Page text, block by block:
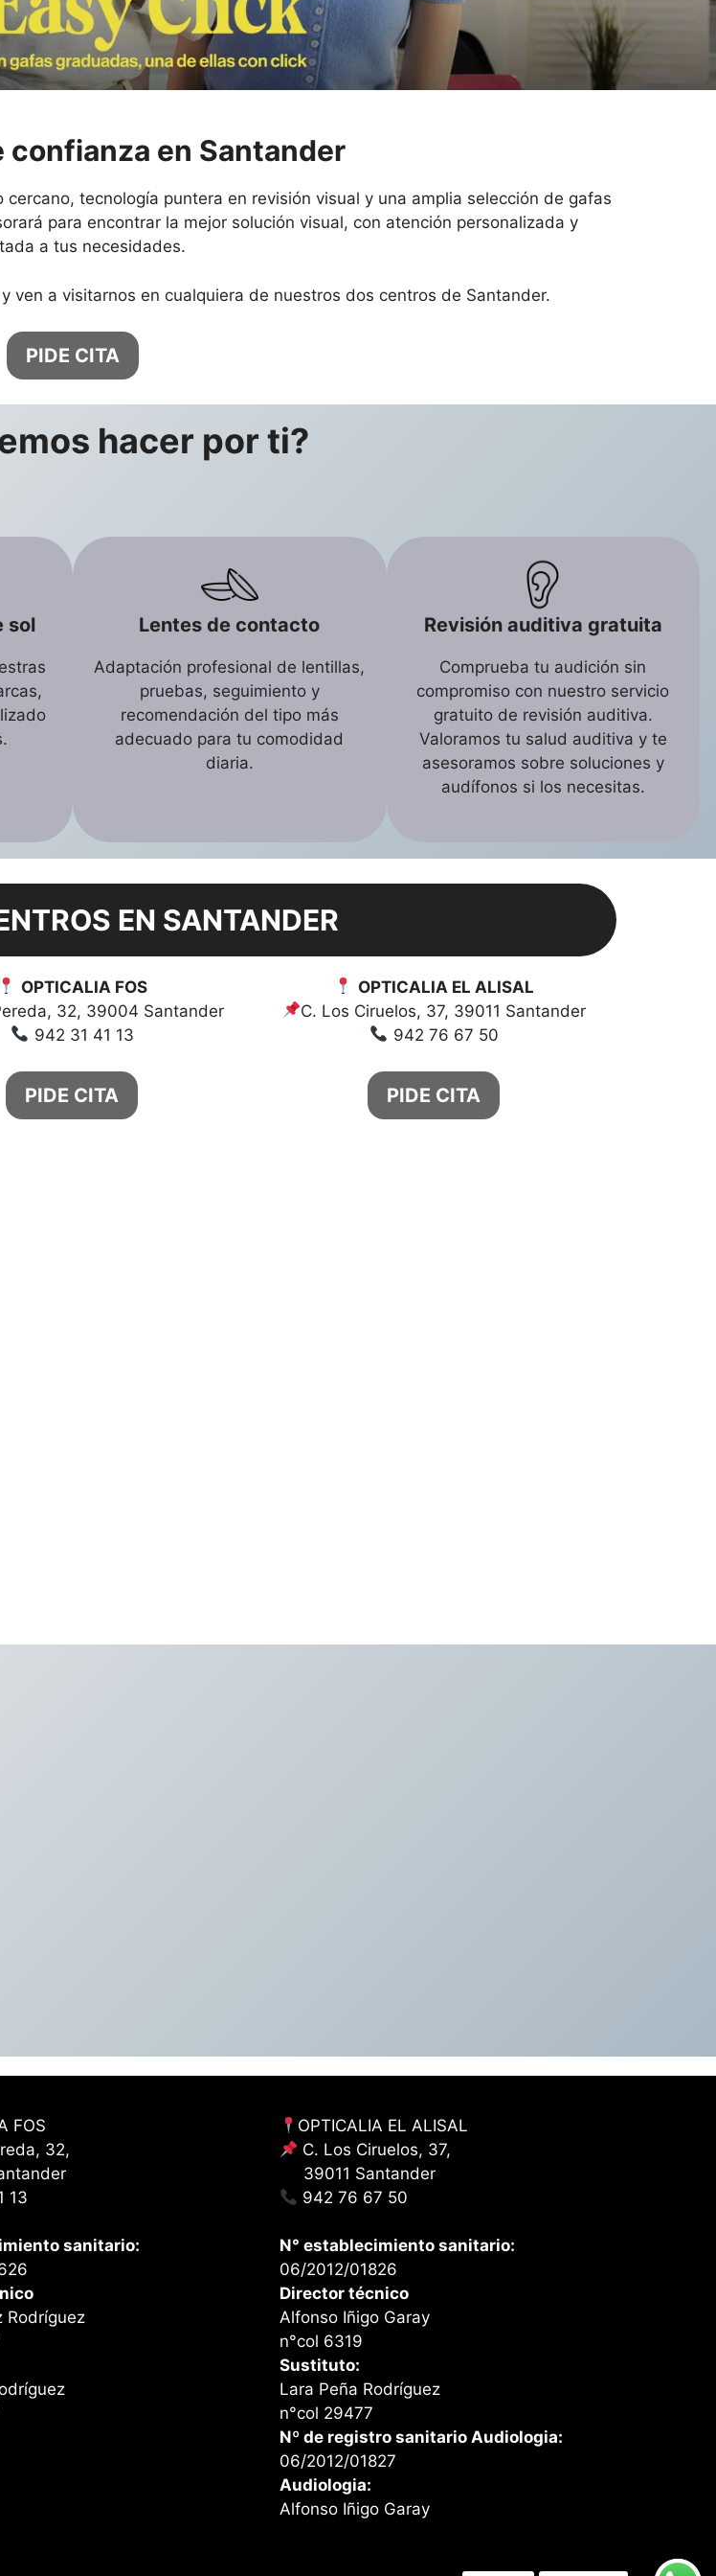
confianza en Santander
tecnología puntera en revisión visual y una amplia selección de gafas
para encontrar la mejor solución visual, con atención personalizada y
a tus necesidades.
ven a visitarnos en cualquiera de nuestros dos centros de Santander.
PIDE CITA
hacer por ti?
sol Lentes de contacto
Adaptación profesional de lentillas,
pruebas, seguimiento y
recomendación del tipo más
adecuado para tu comodidad
diaria.
Revisión auditiva gratuita
Comprueba tu audición sin
compromiso con nuestro servicio
gratuito de revisión auditiva.
Valoramos tu salud auditiva y te
asesoramos sobre soluciones y
audífonos si los necesitas.
EN SANTANDER
OPTICALIA FOS
32, 39004 Santander
942 31 41 13
PIDE CITA
OPTICALIA EL ALISAL
C. Los Ciruelos, 37, 39011 Santander
942 76 67 50
PIDE CITA
FOS
32,
13
sanitario:
Rodríguez
OPTICALIA EL ALISAL
C. Los Ciruelos, 37,
39011 Santander
942 76 67 50
N° establecimiento sanitario:
06/2012/01826
Director técnico
Alfonso Iñigo Garay
n°col 6319
Sustituto:
Lara Peña Rodríguez
n°col 29477
Nº de registro sanitario Audiologia:
06/2012/01827
Audiologia:
Alfonso Iñigo Garay